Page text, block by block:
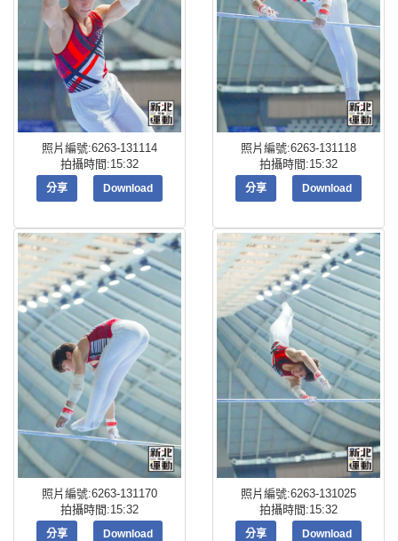
照片編號:6263-131114
拍攝時間:15:32
分享 Download
照片編號:6263-131118
拍攝時間:15:32
分享 Download
照片編號:6263-131170
拍攝時間:15:32
分享 Download
照片編號:6263-131025
拍攝時間:15:32
分享 Download